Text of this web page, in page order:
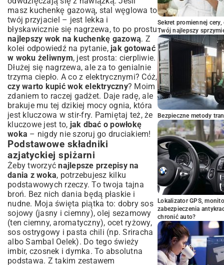
masz kuchenkę gazową, stal węglowa to
twój przyjaciel – jest lekka i
błyskawicznie się nagrzewa, to po prostu
najlepszy wok na kuchenkę gazową. Z
kolei odpowiedź na pytanie, jak gotować
w woku żeliwnym, jest prosta: cierpliwie.
Dłużej się nagrzewa, ale za to genialnie
trzyma ciepło. A co z elektrycznymi? Cóż,
czy warto kupić wok elektryczny? Moim
zdaniem to raczej gadżet. Daje radę, ale
brakuje mu tej dzikiej mocy ognia, która
jest kluczowa w stir-fry. Pamiętaj też, że
kluczowe jest to, jak dbać o powłokę
woka – nigdy nie szoruj go druciakiem!
Podstawowe składniki
azjatyckiej spiżarni
Żeby tworzyćnajlepsze przepisy na
dania z woka, potrzebujesz kilku
podstawowych rzeczy. To twoja tajna
broń. Bez nich dania będą płaskie i
nudne. Moja święta piątka to: dobry sos
sojowy (jasny i ciemny), olej sezamowy
(ten ciemny, aromatyczny), ocet ryżowy,
sos ostrygowy i pasta chili (np. Sriracha
albo Sambal Oelek). Do tego świeży
imbir, czosnek i dymka. To absolutna
podstawa. Z takim zestawem
Sekret promiennej
Twój najlepszy
Bezpieczne metody
Lokalizator GPS,
zabezpieczenia
chronić auto?